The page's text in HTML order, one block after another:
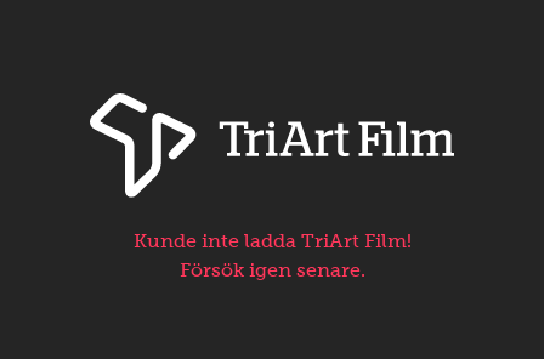
Kunde inte ladda TriArt Film!
Försök igen senare.